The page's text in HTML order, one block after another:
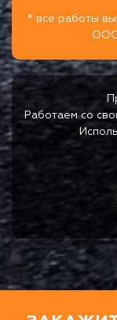
* все работы
ООО
Работаем со